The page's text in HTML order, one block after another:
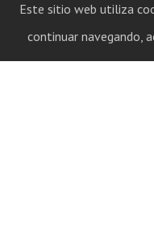
Este sitio web utiliza
continuar navegando,